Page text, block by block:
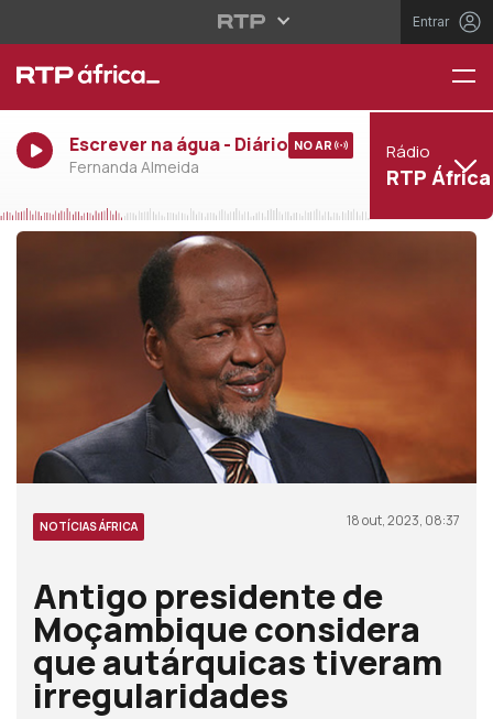
Entrar
Escrever na água - Diário
Fernanda Almeida
NO AR Rádio
RTP África
NOTÍCIAS ÁFRICA 18 out, 2023, 08:37
Antigo presidente de
Moçambique considera
que autárquicas tiveram
irregularidades